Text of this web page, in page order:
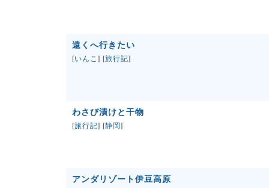
遠くへ行きたい
[いんこ ] [旅行記]
わさび漬けと干物
[旅行記] [静岡 ]
アンダリゾート伊豆高原